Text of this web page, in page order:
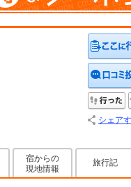
シェア
宿からの
現地情報
旅行記